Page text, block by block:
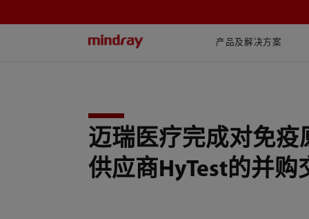
产品及解决方案
迈瑞医疗完成对免疫
供应商HyTest的并购